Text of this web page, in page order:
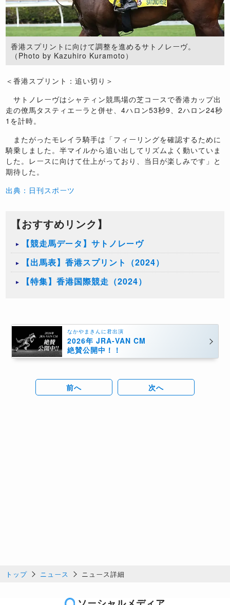
香港スプリントに向けて調整を進めるサトノレーヴ。
（Photo by Kazuhiro Kuramoto）
＜香港スプリント：追い切り＞
サトノレーヴはシャティン競馬場の芝コースで香港カップ出
走の僚馬タスティエーラと併せ、4ハロン53秒9、2ハロン24秒
1を計時。
またがったモレイラ騎手は「フィーリングを確認するために
騎乗しました。半マイルから追い出してリズムよく動いていま
した。レースに向けて仕上がっており、当日が楽しみです」と
期待した。
出典：日刊スポーツ
【おすすめリンク】
【競走馬データ】サトノレーヴ
【出馬表】香港スプリント（2024）
【特集】香港国際競走（2024）
なかやまきんに君出演
2026年 JRA-VAN CM
絶賛公開中！！
前へ 次へ
トップ ニュース ニュース詳細